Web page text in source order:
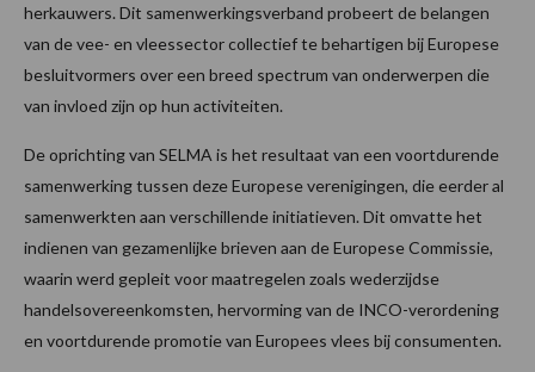
herkauwers. Dit samenwerkingsverband probeert de belangen
van de vee- en vleessector collectief te behartigen bij Europese
besluitvormers over een breed spectrum van onderwerpen die
van invloed zijn op hun activiteiten.
De oprichting van SELMA is het resultaat van een voortdurende
samenwerking tussen deze Europese verenigingen, die eerder al
samenwerkten aan verschillende initiatieven. Dit omvatte het
indienen van gezamenlijke brieven aan de Europese Commissie,
waarin werd gepleit voor maatregelen zoals wederzijdse
handelsovereenkomsten, hervorming van de INCO-verordening
en voortdurende promotie van Europees vlees bij consumenten.